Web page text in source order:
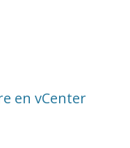
en vCenter